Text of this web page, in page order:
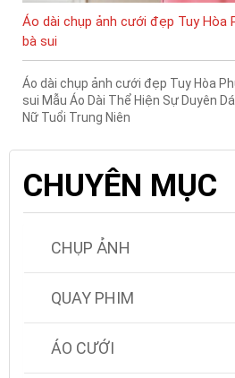
Áo dài chụp ảnh cưới đẹp Tuy Hòa
bà sui
Áo dài chụp ảnh cưới đẹp Tuy Hòa
sui Mẫu Áo Dài Thể Hiện Sự Duyên
Nữ Tuổi Trung Niên
CHUYÊN MỤC
CHỤP ẢNH
QUAY PHIM
ÁO CƯỚI